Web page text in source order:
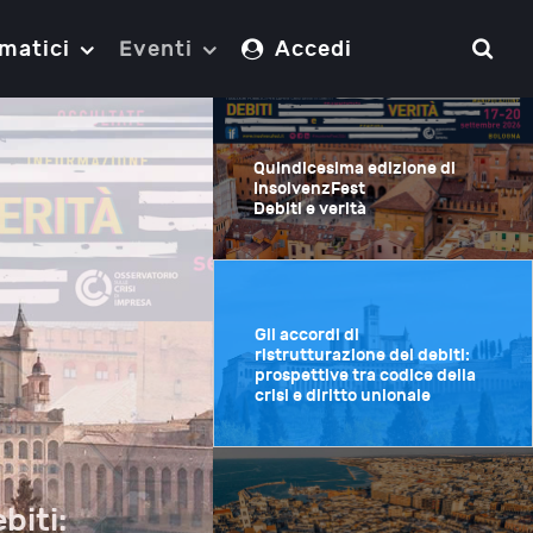
Eventi Accedi
Quindicesima edizione di
InsolvenzFest
Debiti e verità
Gli accordi di
ristrutturazione dei debiti:
prospettive tra codice della
crisi e diritto unionale